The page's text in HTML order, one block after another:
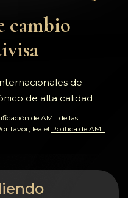
cambio
de
de alta calidad
de AML de las
favor, lea el Política de AML